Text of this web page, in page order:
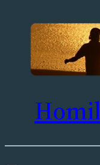
contenido